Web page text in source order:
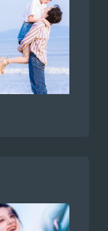
бог 1 - 40